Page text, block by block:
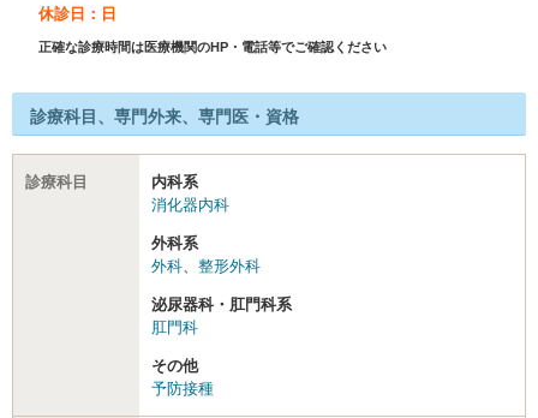
休診日：日
正確な診療時間は医療機関のHP・電話等でご確認ください
診療科目、専門外来、専門医・資格
診療科目
内科系
消化器内科
外科系
外科、 整形外科
泌尿器科・肛門科系
肛門科
その他
予防接種